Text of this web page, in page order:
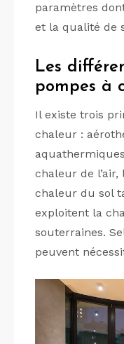
paramètres
et la qualité de
Les
pompes à
Il existe trois
chaleur :
chaleur de
chaleur du sol
exploitent la
souterraines.
peuvent